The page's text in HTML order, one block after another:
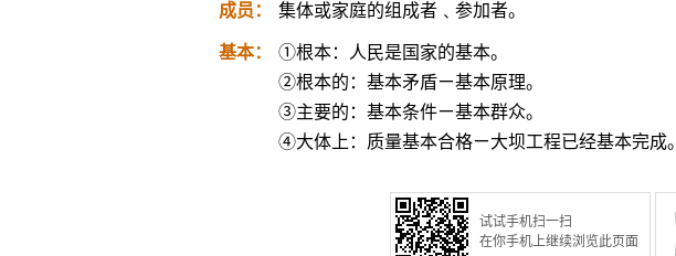
成员： 集体或家庭的组成者﹑参加者。
基本：
①根本：人民是国家的基本。
②根本的：基本矛盾ㄧ基本原理。
③主要的：基本条件ㄧ基本群众。
④大体上：质量基本合格ㄧ大坝工程已经基本完成。
试试手机扫一扫
在你手机上继续浏览此页面